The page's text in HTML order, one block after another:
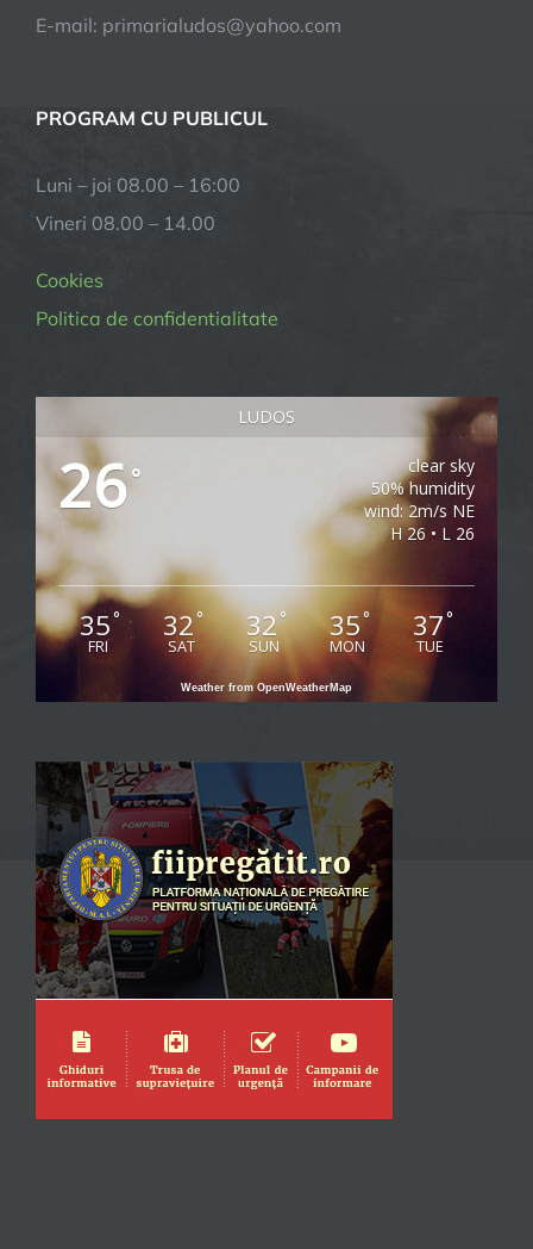
E-mail: primarialudos@yahoo.com
PROGRAM CU PUBLICUL
Luni – joi 08.00 – 16:00
Vineri 08.00 – 14.00
Cookies
Politica de confidentialitate
LUDOS
26°
clear sky
50% humidity
wind: 2m/s NE
H 26 • L 26
35°
FRI
32°
SAT
32°
SUN
35°
MON
37°
TUE
Weather from OpenWeatherMap